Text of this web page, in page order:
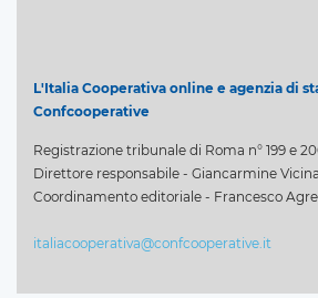
L'Italia Cooperativa online e agenzia di
Confcooperative
Registrazione tribunale di Roma n° 199 e
Direttore responsabile - Giancarmine
Coordinamento editoriale - Francesco
italiacooperativa@confcooperative.it